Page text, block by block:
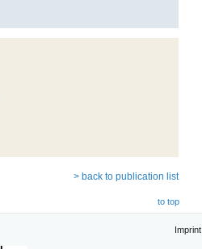
> back to publication list
to top
Imprint